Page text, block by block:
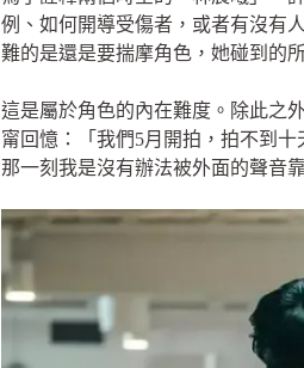
例、如何開導受傷者，或者有沒有
難的是還是要揣摩角色，她碰到的
這是屬於角色的內在難度。除此之
甯回憶：「我們5月開拍，拍不到
那一刻我是沒有辦法被外面的聲音